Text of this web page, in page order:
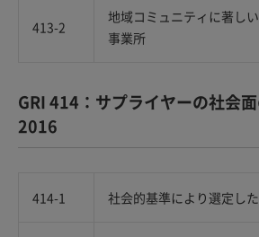
413-2
地域コミュニティに著し
事業所
GRI 414：サプライヤーの社会
2016
414-1 社会的基準により選定し